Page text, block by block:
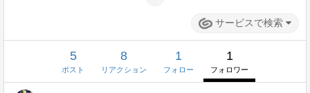
サービスで検索
5
ポスト
8
リアクション
1
フォロー
1
フォロワー